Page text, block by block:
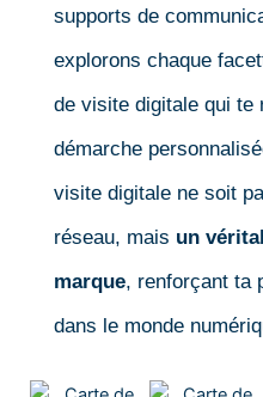
supports de
explorons chaque
de visite digitale qui te
démarche
visite digitale ne soit
réseau, mais un
marque, renforçant ta
dans le monde